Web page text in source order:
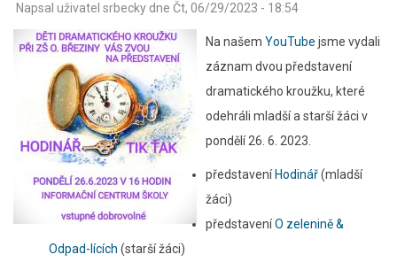
Napsal uživatel srbecky dne Čt, 06/29/2023 - 18:54
Na našem YouTube jsme vydali
záznam dvou představení
dramatického kroužku, které
odehráli mladší a starší žáci v
pondělí 26. 6. 2023.
představení Hodinář(mladší
žáci)
představeníO zelenině &
Odpad-lících (starší žáci)